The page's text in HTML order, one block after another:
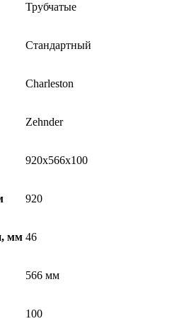
Трубчатые
Стандартный
Charleston
Zehnder
920x566x100
920
мм 46
566 мм
100